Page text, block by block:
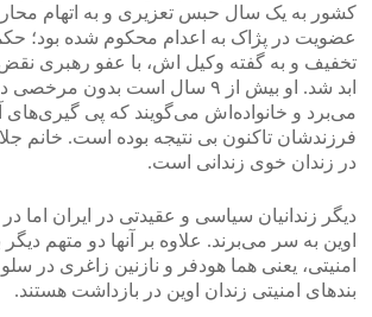
کشور به یک سال حبس تعزیری و به اتهام
عضویت در پژاک به اعدام محکوم شده بود؛
تخفیف و به گفته وکیل اش، با عفو رهبری
ابد شد. او بیش از ۹ سال است بدون
می‌برد و خانواده‌اش می‌گویند که پی گیری‌های
فرزندشان تاکنون بی نتیجه بوده است. خانم
در زندان خوی زندانی است.
دیگر زندانیان سیاسی و عقیدتی در ایران اما در
اوین به سر می‌برند. علاوه بر آنها دو متهم
امنیتی، یعنی هما هودفر و نازنین زاغری در
بندهای امنیتی زندان اوین در بازداشت هستند.